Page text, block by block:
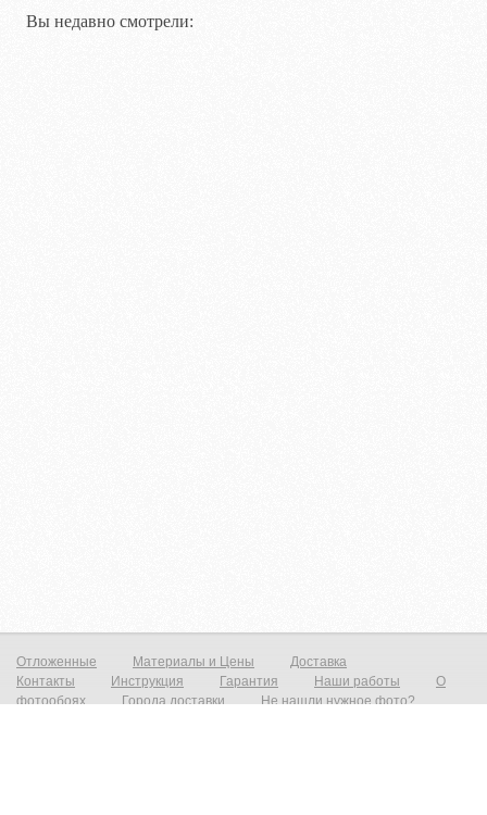
Вы недавно смотрели:
Отложенные Материалы и Цены
Доставка
Контакты
Инструкция Гарантия Наши работы
О
фотообоях
Города доставки
Не нашли нужное фото?